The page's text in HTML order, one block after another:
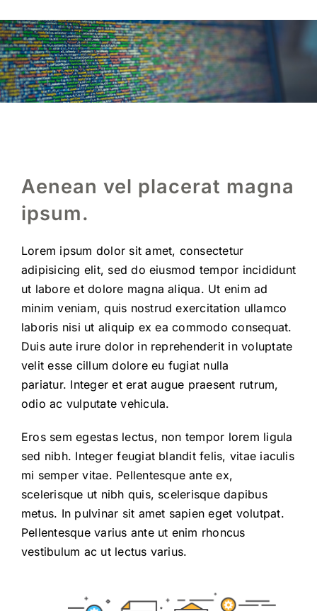
Aenean vel placerat magna
ipsum.
Lorem ipsum dolor sit amet, consectetur
adipisicing elit, sed do eiusmod tempor incididunt
ut labore et dolore magna aliqua. Ut enim ad
minim veniam, quis nostrud exercitation ullamco
laboris nisi ut aliquip ex ea commodo consequat.
Duis aute irure dolor in reprehenderit in voluptate
velit esse cillum dolore eu fugiat nulla
pariatur. Integer et erat augue praesent rutrum,
odio ac vulputate vehicula.
Eros sem egestas lectus, non tempor lorem ligula
sed nibh. Integer feugiat blandit felis, vitae iaculis
mi semper vitae. Pellentesque ante ex,
scelerisque ut nibh quis, scelerisque dapibus
metus. In pulvinar sit amet sapien eget volutpat.
Pellentesque varius ante ut enim rhoncus
vestibulum ac ut lectus varius.